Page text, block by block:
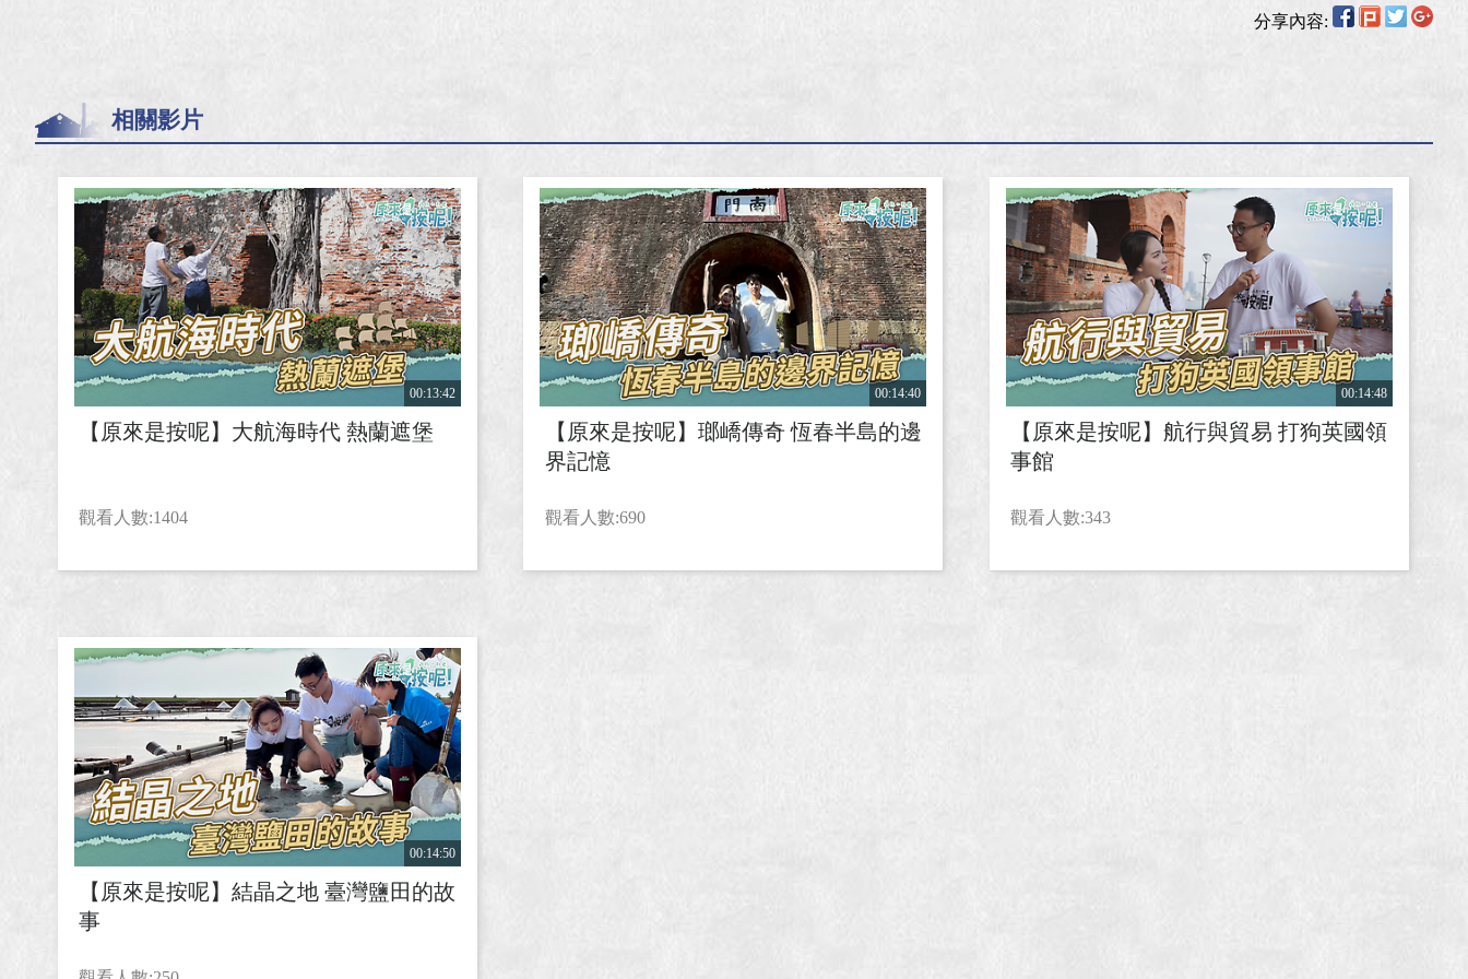
分享內容:
相關影片
00:13:42
【原來是按呢】大航海時代 熱蘭遮堡
觀看人數:1404
00:14:40
【原來是按呢】瑯嶠傳奇 恆春半島的邊
界記憶
觀看人數:690
00:14:48
【原來是按呢】航行與貿易 打狗英國領
事館
觀看人數:343
00:14:50
【原來是按呢】結晶之地 臺灣鹽田的故
事